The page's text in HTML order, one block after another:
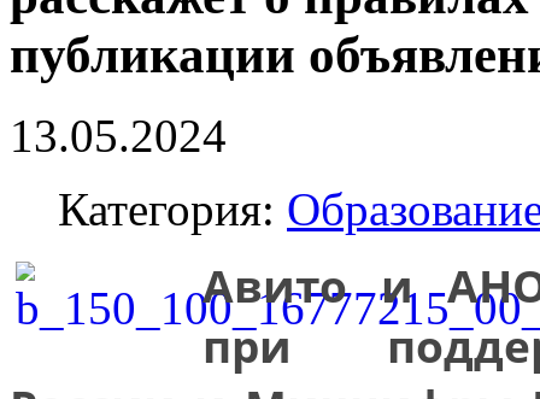
публикации
13.05.2024
Категория:
Авито и
при